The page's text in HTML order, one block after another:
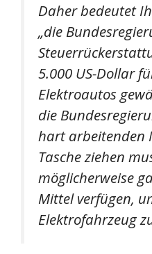
Daher bedeutet
„die
5.000 US-Dollar
Elektroautos
die
hart arbeitenden
Tasche ziehen
möglicherweise
Mittel verfügen,
Elektrofahrzeug